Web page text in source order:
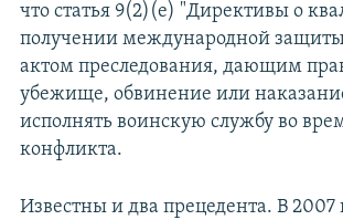
что статья 9(2)(e) "Директивы о
получении международной
актом преследования, дающим
убежище, обвинение или
исполнять воинскую службу во
конфликта.
Известны и два прецедента. В 2007